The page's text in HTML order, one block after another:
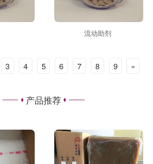
流动助剂
3 4 5 6 7 8 9 »
产品推荐